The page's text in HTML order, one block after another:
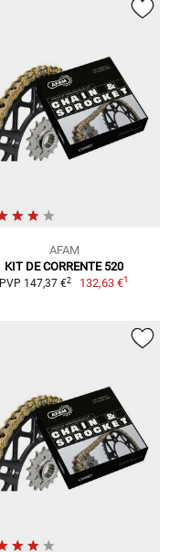
AFAM
KIT DE CORRENTE 520
PVP 147,37 €2 132,63 €1